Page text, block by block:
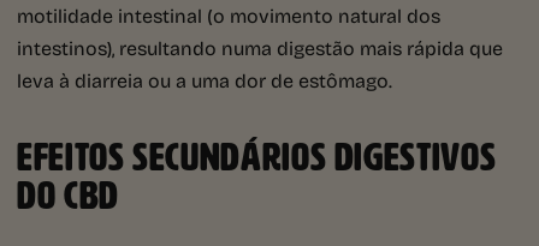
motilidade intestinal (o movimento natural dos
intestinos), resultando numa digestão mais rápida que
leva à diarreia ou a uma dor de estômago.
EFEITOS SECUNDÁRIOS DIGESTIVOS
DO CBD